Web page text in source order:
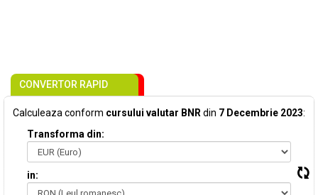
CONVERTOR RAPID
Calculeaza conform cursului valutar BNR din 7 Decembrie 2023:
Transforma din:
in: